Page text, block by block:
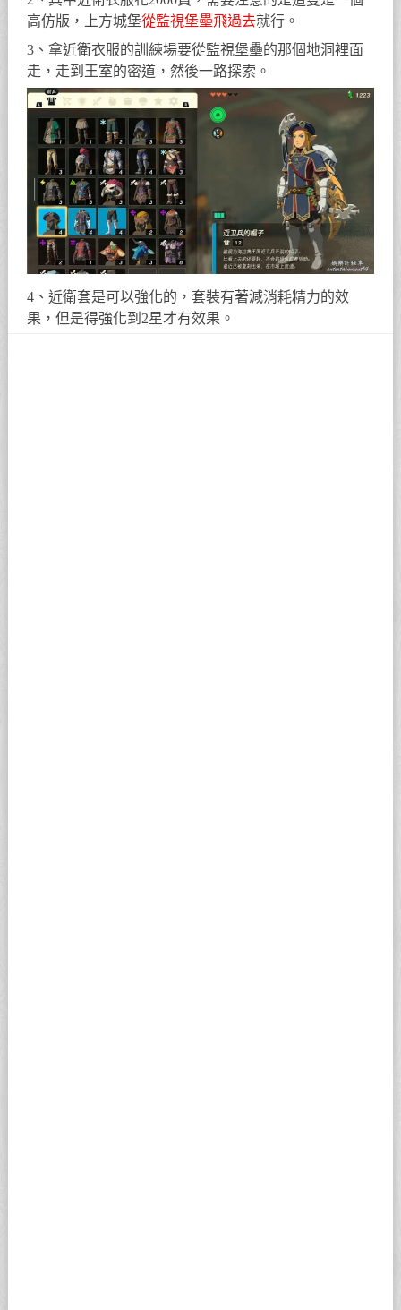
高仿版，上方城堡從監視堡壘飛過去就行。
3、拿近衛衣服的訓練場要從監視堡壘的那個地洞裡面
走，走到王室的密道，然後一路探索。
4、近衛套是可以強化的，套裝有著減消耗精力的效
果，但是得強化到2星才有效果。